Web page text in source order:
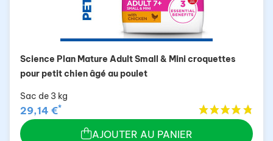
Science Plan Mature Adult Small & Mini croquettes
pour petit chien âgé au poulet
Sac de 3 kg
29,14 €*
AJOUTER AU PANIER